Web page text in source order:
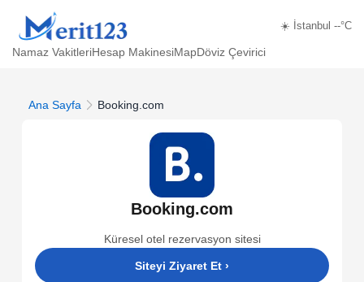
☀️ İstanbul --°C
Namaz VakitleriHesap MakinesiMapDöviz Çevirici
Ana Sayfa Booking.com
Booking.com
Küresel otel rezervasyon sitesi
Siteyi Ziyaret Et ›